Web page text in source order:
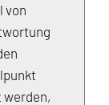
von
werden,